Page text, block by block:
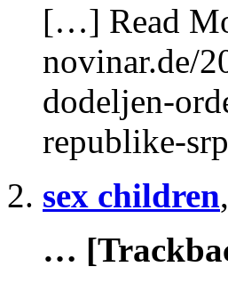
[…] Read
novinar.de/
dodeljen-
republike-
sex children,
…